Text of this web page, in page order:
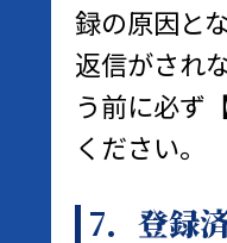
録の原因と
返信がされ
う前に必ず
ください。
7．登録